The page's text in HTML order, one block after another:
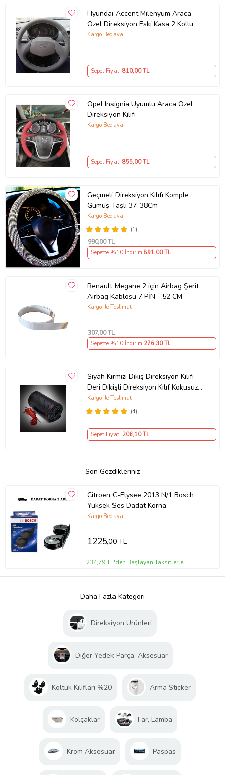
Hyundai Accent Milenyum Araca
Özel Direksiyon Eski Kasa 2 Kollu
Kargo Bedava
Sepet Fiyatı 810,00 TL
Opel Insignia Uyumlu Araca Özel
Direksiyon Kılıfı
Kargo Bedava
Sepet Fiyatı 855,00 TL
Geçmeli Direksiyon Kılıfı Komple
Gümüş Taşlı 37-38Cm
(1)
Kargo Bedava
990,00 TL
Sepette %10 İndirim 891,00 TL
Renault Megane 2 için Airbag Şerit
Airbag Kablosu 7 PİN - 52 CM
Kargo ile Teslimat
307,00 TL
Sepette %10 İndirim 276,30 TL
Siyah Kırmızı Dikiş Direksiyon Kılıfı
Deri Dikişli Direksiyon Kılıf Kokusuz
Kılıf
(4)
Kargo ile Teslimat
Sepet Fiyatı 206,10 TL
Son Gezdikleriniz
Citroen C-Elysee 2013 N/1 Bosch
Yüksek Ses Dadat Korna
Kargo Bedava
1225,00 TL
234,79 TL'den Başlayan Taksitlerle
Daha Fazla Kategori
Direksiyon Ürünleri
Diğer Yedek Parça, Aksesuar
Koltuk Kılıfları %20 Arma Sticker
Kolçaklar Far, Lamba
Krom Aksesuar Paspas